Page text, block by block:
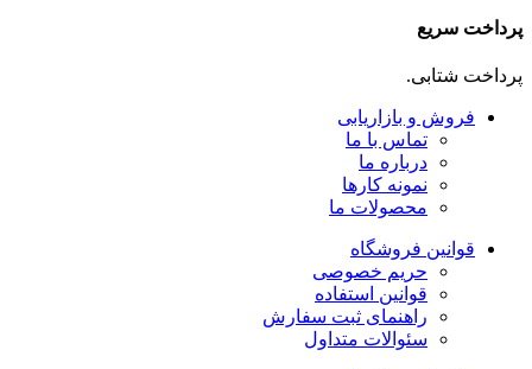
پرداخت سریع
پرداخت شتابی.
فروش و بازاریابی
تماس با ما
درباره ما
نمونه کارها
محصولات ما
قوانین فروشگاه
حریم خصوصی
قوانین استفاده
راهنمای ثبت سفارش
سئوالات متداول